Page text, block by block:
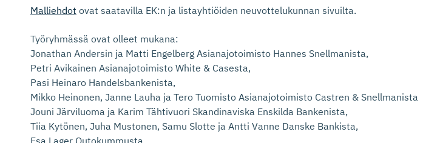
Malliehdot ovat saatavilla EK:n ja listayhtiöiden neuvottelukunnan sivuilta.
Työryhmässä ovat olleet mukana:
Jonathan Andersin ja Matti Engelberg Asianajotoimisto Hannes Snellmanista,
Petri Avikainen Asianajotoimisto White & Casesta,
Pasi Heinaro Handelsbankenista,
Mikko Heinonen, Janne Lauha ja Tero Tuomisto Asianajotoimisto Castren & Snellmanista
Jouni Järviluoma ja Karim Tähtivuori Skandinaviska Enskilda Bankenista,
Tiia Kytönen, Juha Mustonen, Samu Slotte ja Antti Vanne Danske Bankista,
Esa Lager Outokummusta,